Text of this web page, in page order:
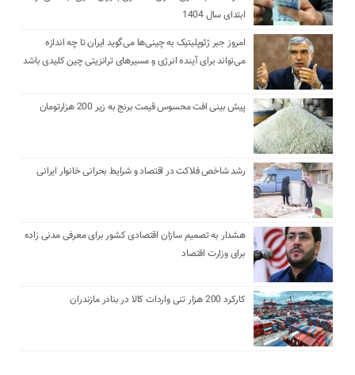
ابتدای سال 1404
امروز جبر ژئوپلیتیک به چینی‌ها می‌گوید ایران تا چه اندازه
می‌تواند برای آینده انرژی و مسیرهای ترانزیتی چین کلیدی باشد
پیش بینی افت محسوس قیمت برنج به زیر 200 هزارتومان
رشد شاخص فلاکت در اقتصاد و شرایط بحرانی خانوار ایرانی
هشدار به تصمیم سازان اقتصادی کشور برای معرفی مدنی زاده
برای وزارت اقتصاد
کارکرد 200 هزار تنی واردات کالا در بنادر مازندران